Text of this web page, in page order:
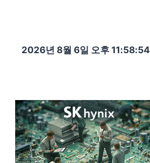
2026년 8월 6일 오후 11:58:56